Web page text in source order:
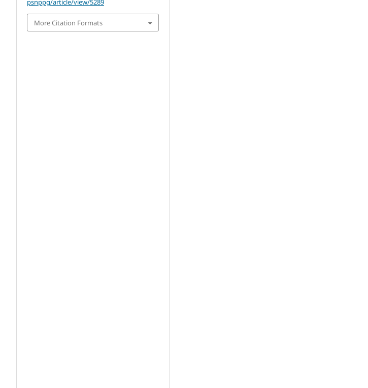
psnppg/article/view/5289
More Citation Formats